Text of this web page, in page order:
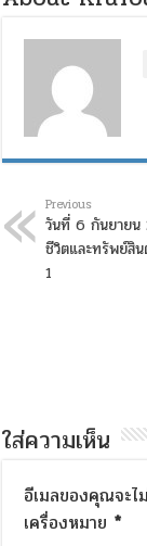
Previous
วันที่ 6 กันยายน
ชีวิตและทรัพย์สิ
1
ใส่ความเห็น
อีเมลของคุณจะ
เครื่องหมาย *